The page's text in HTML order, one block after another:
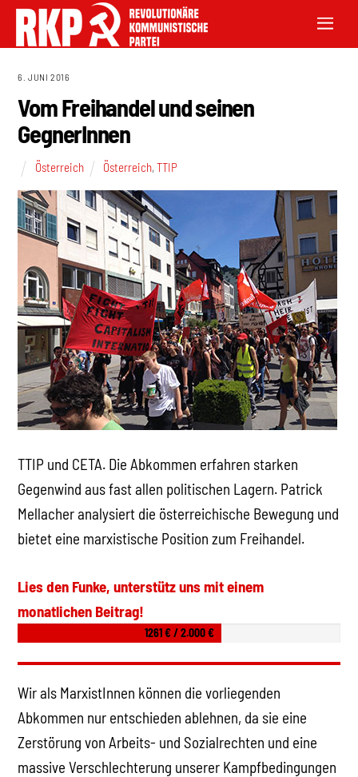
6. JUNI 2016
Vom Freihandel und seinen
GegnerInnen
Österreich Österreich,TTIP
TTIP und CETA. Die Abkommen erfahren starken
Gegenwind aus fast allen politischen Lagern. Patrick
Mellacher analysiert die österreichische Bewegung und
bietet eine marxistische Position zum Freihandel.
Lies den Funke, unterstütz uns mit einem
monatlichen Beitrag!
1261 € / 2.000 €
Wir als MarxistInnen können die vorliegenden
Abkommen nur entschieden ablehnen, da sie eine
Zerstörung von Arbeits- und Sozialrechten und eine
massive Verschlechterung unserer Kampfbedingungen